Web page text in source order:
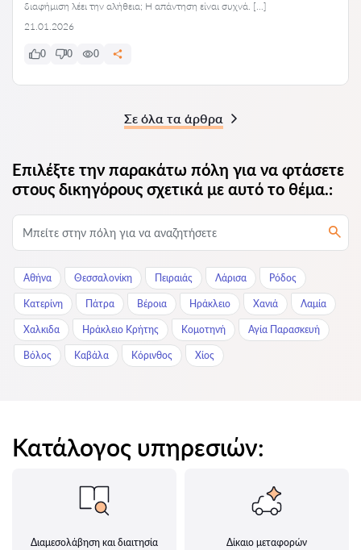
διαφήμιση λέει την αλήθεια; Η απάντηση είναι συχνά. […]
21.01.2026
0 0 0
Σε όλα τα άρθρα
Επιλέξτε την παρακάτω πόλη για να φτάσετε
στους δικηγόρους σχετικά με αυτό το θέμα.:
Αθήνα Θεσσαλονίκη Πειραιάς Λάρισα Ρόδος
Κατερίνη Πάτρα Βέροια Ηράκλειο Χανιά Λαμία
Χαλκιδα Ηράκλειο Κρήτης Κομοτηνή Αγία Παρασκευή
Βόλος Καβάλα Κόρινθος Χίος
Κατάλογος υπηρεσιών:
Διαμεσολάβηση και διαιτησία Δίκαιο μεταφορών